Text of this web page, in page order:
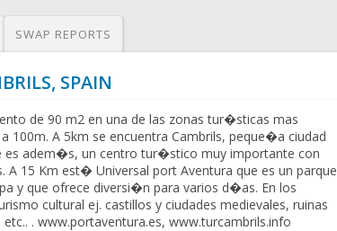
SWAP REPORTS
SPAIN
de 90 m2 en una de las zonas tur�sticas mas
100m. A 5km se encuentra Cambrils, peque�a ciudad
es adem�s, un centro tur�stico muy importante con
A 15 Km est� Universal port Aventura que es un parque
y que ofrece diversi�n para varios d�as. En los
cultural ej. castillos y ciudades medievales, ruinas
. www.portaventura.es, www.turcambrils.info